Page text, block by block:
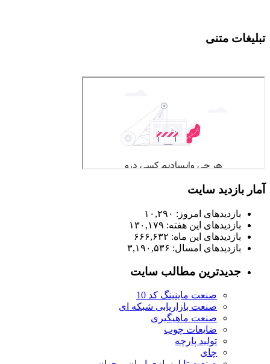
تبلیغات متنی
آمار بازدید سایت
بازدیدهای امروز: ۱۰,۲۹۰
بازدیدهای این هفته: ۱۳۰,۱۷۹
بازدیدهای این ماه: ۶۶۶,۶۳۲
بازدیدهای امسال: ۳,۱۹۰,۵۳۶
جدیدترین مطالب سایت
صنعت ماینینگ کد 10
صنعت بازاریابی شبکه ای
صنعت ماهیگیری
ضایعات چوب
تولید پارچه
چای